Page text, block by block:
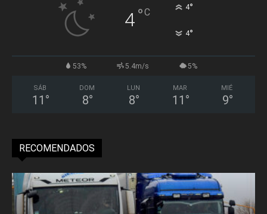
4°C 4°
4°
53% 5.4m/s 5%
SÁB
11 °
DOM
8°
LUN
8°
MAR
11 °
MIÉ
9°
RECOMENDADOS